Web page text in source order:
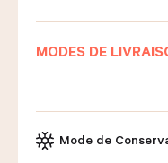
Demander un devis
Commander
MODES DE
Mode de